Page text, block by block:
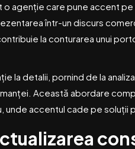
agenție care pune accent
într-un discurs
la conturarea unui
la detalii, pornind de la
Această abordare
accentul cade pe soluții